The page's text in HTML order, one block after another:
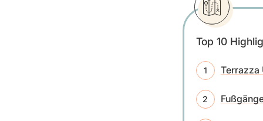
Top 10
Terrazza